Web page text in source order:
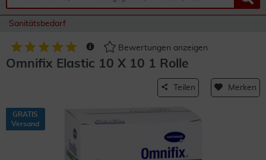
Sanitätsbedarf
Bewertungen anzeigen
Omnifix Elastic 10 X 10 1 Rolle
Teilen Merken
GRATIS
Versand